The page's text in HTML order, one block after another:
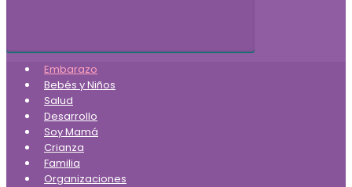
Embarazo
Bebés y Niños
Salud
Desarrollo
Soy Mamá
Crianza
Familia
Organizaciones